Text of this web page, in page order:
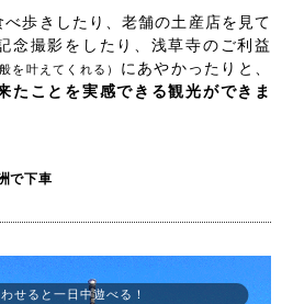
歩きしたり、老舗の土産店を見て
念撮影をしたり、浅草寺のご利益
を叶えてくれる）
にあやかったりと、
たことを実感できる観光ができま
で下車
せると一日中遊べる！